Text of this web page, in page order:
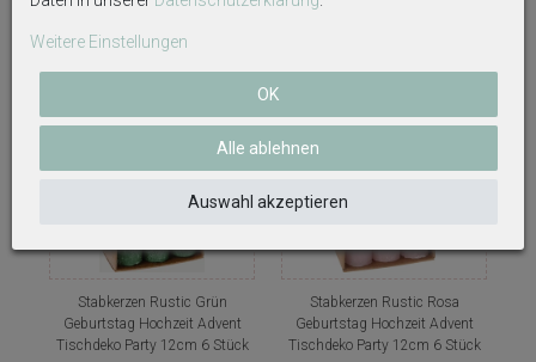
Weitere interessante Artikel
Stabkerzen Rustic Grün
Geburtstag Hochzeit Advent
Tischdeko Party 12cm 6 Stück
Stabkerzen Rustic Rosa
Geburtstag Hochzeit Advent
Tischdeko Party 12cm 6 Stück
Weitere Einstellungen
OK
Alle ablehnen
Auswahl akzeptieren